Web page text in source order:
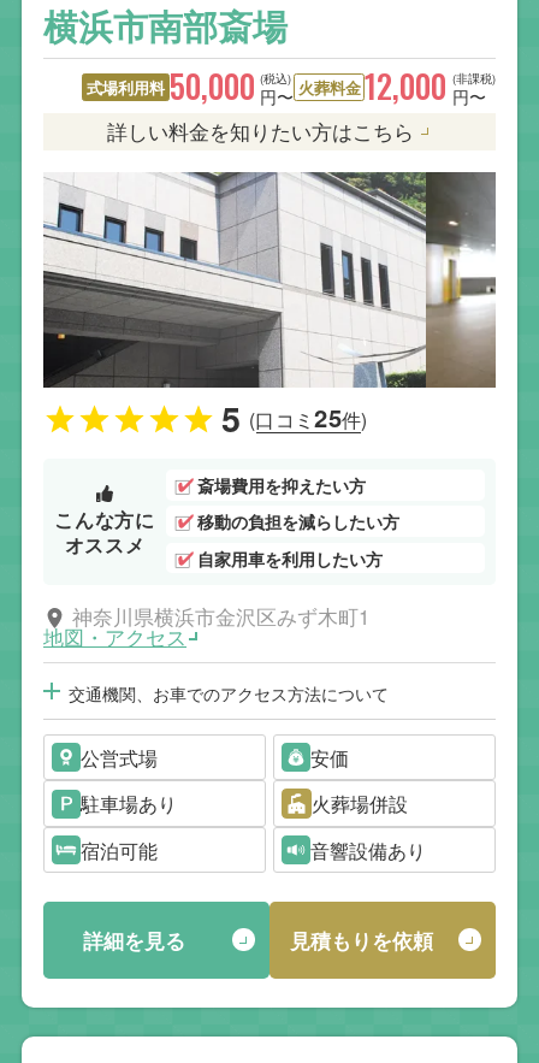
横浜市南部斎場
式場利用料 (税込)
50,000 円〜 火葬料金 (非課税)
12,000 円〜
詳しい料金を知りたい方はこちら
5 (口コミ25件)
こんな方に
オススメ
斎場費用を抑えたい方
移動の負担を減らしたい方
自家用車を利用したい方
神奈川県横浜市金沢区みず木町1
地図・アクセス
交通機関、お車でのアクセス方法について
公営式場
安価
駐車場あり
火葬場併設
宿泊可能
音響設備あり
詳細を見る 見積もりを依頼